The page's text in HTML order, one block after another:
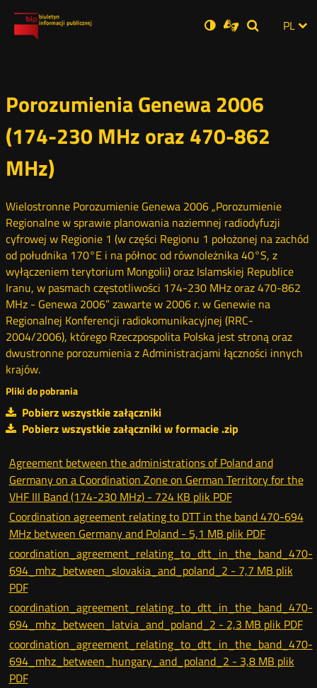
Ustawienia
Wersja
zwykła
Dla
niesłyszących
Otwórz Otwórz
Otwórz
Social PL
Porozumienia Genewa 2006
(174-230 MHz oraz 470-862
MHz)
Wielostronne Porozumienie Genewa 2006 „Porozumienie
Regionalne w sprawie planowania naziemnej radiodyfuzji
cyfrowej w Regionie 1 (w części Regionu 1 położonej na zachód
od południka 170°E i na północ od równoleżnika 40°S, z
wyłączeniem terytorium Mongolii) oraz Islamskiej Republice
Iranu, w pasmach częstotliwości 174-230 MHz oraz 470-862
MHz - Genewa 2006” zawarte w 2006 r. w Genewie na
Regionalnej Konferencji radiokomunikacyjnej (RRC-
2004/2006), którego Rzeczpospolita Polska jest stroną oraz
dwustronne porozumienia z Administracjami łączności innych
krajów.
Pliki do pobrania
Pobierz wszystkie załączniki
Pobierz wszystkie załączniki w formacie .zip
Agreement between the administrations of Poland and
Germany on a Coordination Zone on German Territory for the
VHF III Band (174-230 MHz) - 724 KB plik PDF
Coordination agreement relating to DTT in the band 470-694
MHz between Germany and Poland - 5,1 MB plik PDF
coordination_agreement_relating_to_dtt_in_the_band_470-
694_mhz_between_slovakia_and_poland_2 - 7,7 MB plik
PDF
coordination_agreement_relating_to_dtt_in_the_band_470-
694_mhz_between_latvia_and_poland_2 - 2,3 MB plik PDF
coordination_agreement_relating_to_dtt_in_the_band_470-
694_mhz_between_hungary_and_poland_2 - 3,8 MB plik
PDF